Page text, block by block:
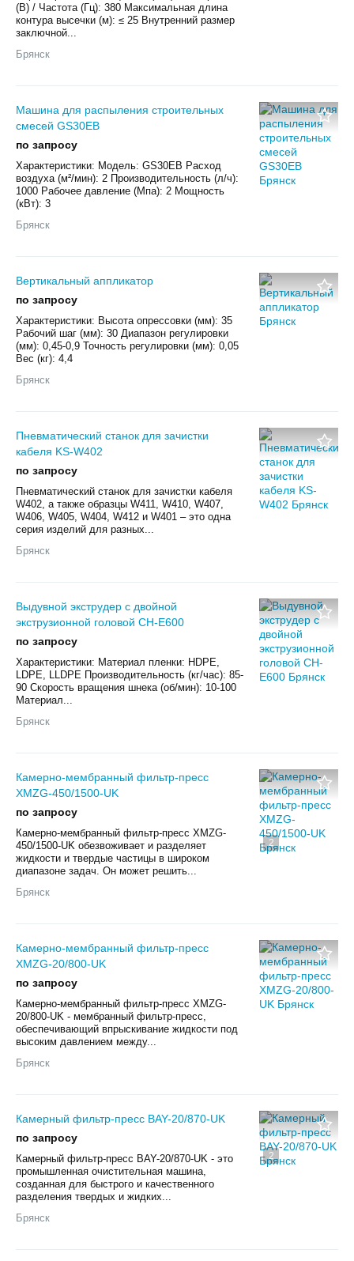
(В) / Частота (Гц): 380 Максимальная длина
контура высечки (м): ≤ 25 Внутренний размер
заключной...
Брянск
Машина для распыления строительных
смесей GS30EB
по запросу
Характеристики: Модель: GS30EB Расход
воздуха (м²/мин): 2 Производительность (л/ч):
1000 Рабочее давление (Мпа): 2 Мощность
(кВт): 3
Брянск
Вертикальный аппликатор
по запросу
Характеристики: Высота опрессовки (мм): 35
Рабочий шаг (мм): 30 Диапазон регулировки
(мм): 0,45-0,9 Точность регулировки (мм): 0,05
Вес (кг): 4,4
Брянск
Пневматический станок для зачистки
кабеля KS-W402
по запросу
Пневматический станок для зачистки кабеля
W402, а также образцы W411, W410, W407,
W406, W405, W404, W412 и W401 – это одна
серия изделий для разных...
Брянск
Выдувной экструдер с двойной
экструзионной головой CH-E600
по запросу
Характеристики: Материал пленки: HDPE,
LDPE, LLDPE Производительность (кг/час): 85-
90 Скорость вращения шнека (об/мин): 10-100
Материал...
Брянск
2
Камерно-мембранный фильтр-пресс
XMZG-450/1500-UK
по запросу
Камерно-мембранный фильтр-пресс XMZG-
450/1500-UK обезвоживает и разделяет
жидкости и твердые частицы в широком
диапазоне задач. Он может решить...
Брянск
Камерно-мембранный фильтр-пресс
XMZG-20/800-UK
по запросу
Камерно-мембранный фильтр-пресс XMZG-
20/800-UK - мембранный фильтр-пресс,
обеспечивающий впрыскивание жидкости под
высоким давлением между...
Брянск
2
Камерный фильтр-пресс BAY-20/870-UK
по запросу
Камерный фильтр-пресс BAY-20/870-UK - это
промышленная очистительная машина,
созданная для быстрого и качественного
разделения твердых и жидких...
Брянск